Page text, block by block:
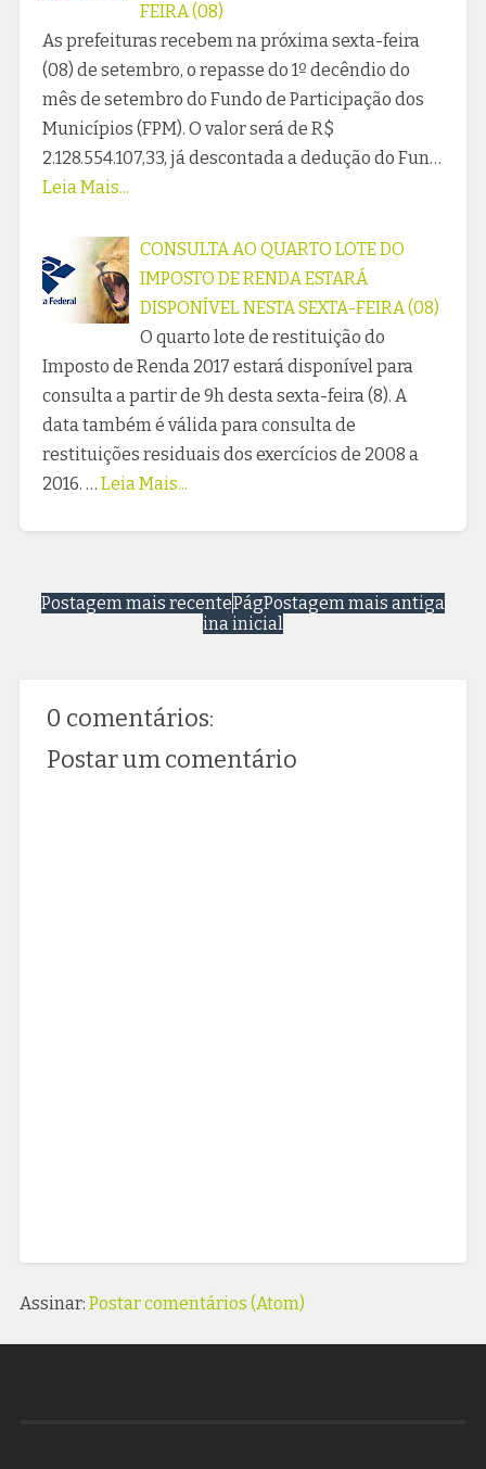
FEIRA (08)
As prefeituras recebem na próxima sexta-feira
(08) de setembro, o repasse do 1º decêndio do
mês de setembro do Fundo de Participação dos
Municípios (FPM). O valor será de R$
2.128.554.107,33, já descontada a dedução do Fun…
Leia Mais...
CONSULTA AO QUARTO LOTE DO
IMPOSTO DE RENDA ESTARÁ
DISPONÍVEL NESTA SEXTA-FEIRA (08)
O quarto lote de restituição do
Imposto de Renda 2017 estará disponível para
consulta a partir de 9h desta sexta-feira (8). A
data também é válida para consulta de
restituições residuais dos exercícios de 2008 a
2016. … Leia Mais...
Postagem mais recente Postagem mais antiga
Pág
ina inicial
0 comentários:
Postar um comentário
Assinar: Postar comentários (Atom)